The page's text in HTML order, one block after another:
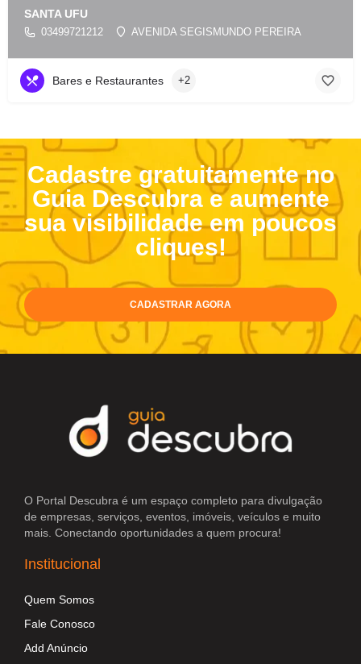
SANTA UFU
03499721212 AVENIDA SEGISMUNDO PEREIRA
Bares e Restaurantes +2
Cadastre gratuitamente no
Guia Descubra e aumente
sua visibilidade em poucos
cliques!
CADASTRAR AGORA
O Portal Descubra é um espaço completo para divulgação
de empresas, serviços, eventos, imóveis, veículos e muito
mais. Conectando oportunidades a quem procura!
Institucional
Quem Somos
Fale Conosco
Add Anúncio